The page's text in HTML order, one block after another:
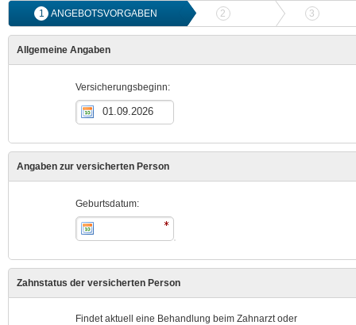
1 ANGEBOTSVORGABEN 2 ANGEBOTSVERGLEICH
3
Allgemeine Angaben
Versicherungsbeginn:
Angaben zur versicherten Person
Geburtsdatum:
Zahnstatus der versicherten Person
Findet aktuell eine Behandlung beim Zahnarzt oder